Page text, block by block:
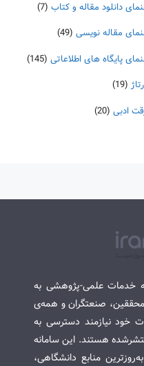
دانلود مقاله و کتاب (7)
مقاله نویسی (49)
پایگاه های اطلاعاتی (145)
(19)
ادبی (20)
خدمات علمی-پژوهشی به
محققین، صنعتگران و همه‌ی
خود نیازمند دسترسی به
هستند. این سامانه
منابع دانشگاهی،